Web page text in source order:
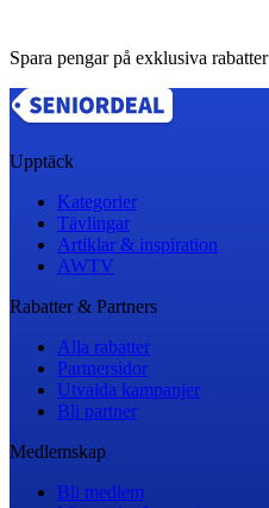
Spara pengar på exklusiva rabatter
Upptäck
Kategorier
Tävlingar
Artiklar & inspiration
AWTV
Rabatter & Partners
Alla rabatter
Partnersidor
Utvalda kampanjer
Bli partner
Medlemskap
Bli medlem